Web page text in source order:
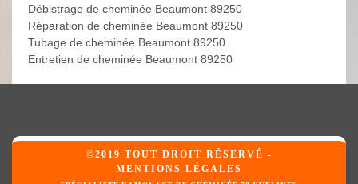
Débistrage de cheminée Beaumont 89250
Réparation de cheminée Beaumont 89250
Tubage de cheminée Beaumont 89250
Entretien de cheminée Beaumont 89250
©2019 TOUT DROIT RÉSERVÉ -
MENTIONS LÉGALES